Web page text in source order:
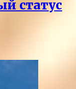
статус